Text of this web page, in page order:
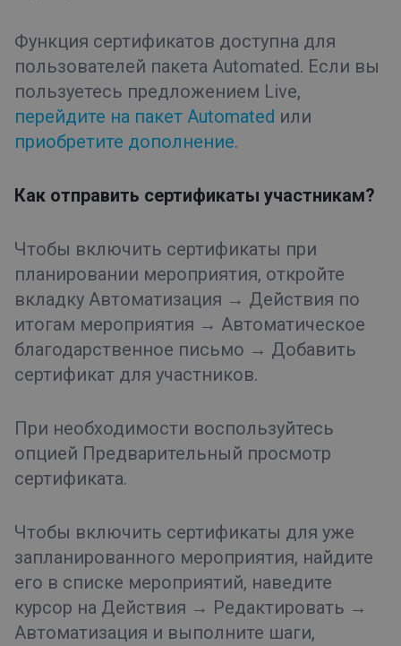
Функция сертификатов доступна для
пользователей пакета Automated. Если вы
пользуетесь предложением Live,
перейдите на пакет Automated или
приобретите дополнение.
Как отправить сертификаты участникам?
Чтобы включить сертификаты при
планировании мероприятия, откройте
вкладку Автоматизация → Действия по
итогам мероприятия → Автоматическое
благодарственное письмо → Добавить
сертификат для участников.
При необходимости воспользуйтесь
опцией Предварительный просмотр
сертификата.
Чтобы включить сертификаты для уже
запланированного мероприятия, найдите
его в списке мероприятий, наведите
курсор на Действия → Редактировать →
Автоматизация и выполните шаги,